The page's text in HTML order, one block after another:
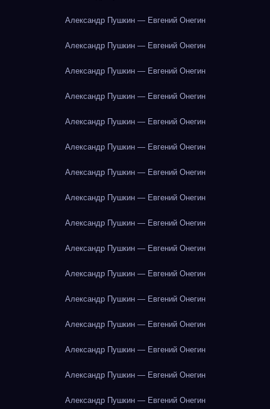
Александр Пушкин — Евгений Онегин
Александр Пушкин — Евгений Онегин
Александр Пушкин — Евгений Онегин
Александр Пушкин — Евгений Онегин
Александр Пушкин — Евгений Онегин
Александр Пушкин — Евгений Онегин
Александр Пушкин — Евгений Онегин
Александр Пушкин — Евгений Онегин
Александр Пушкин — Евгений Онегин
Александр Пушкин — Евгений Онегин
Александр Пушкин — Евгений Онегин
Александр Пушкин — Евгений Онегин
Александр Пушкин — Евгений Онегин
Александр Пушкин — Евгений Онегин
Александр Пушкин — Евгений Онегин
Александр Пушкин — Евгений Онегин